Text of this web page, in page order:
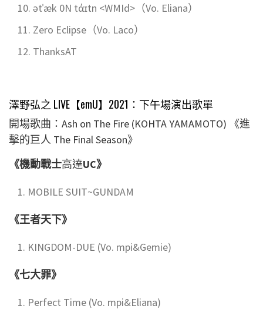
ətˈæk 0N tάɪtn <WMId>（Vo. Eliana）
Zero Eclipse（Vo. Laco）
ThanksAT
澤野弘之 LIVE【emU】2021： 下午場演出歌單
開場歌曲：Ash on The Fire (KOHTA YAMAMOTO) 《進
擊的巨人 The Final Season》
《機動戰士高達UC》
MOBILE SUIT~GUNDAM
《王者天下》
KINGDOM-DUE (Vo. mpi&Gemie)
《七大罪》
Perfect Time (Vo. mpi&Eliana)